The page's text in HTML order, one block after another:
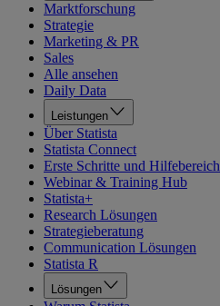
Marktforschung
Strategie
Marketing & PR
Sales
Alle ansehen
Daily Data
Leistungen
Über Statista
Statista Connect
Erste Schritte und Hilfebereich
Webinar & Training Hub
Statista+
Research Lösungen
Strategieberatung
Communication Lösungen
Statista R
Lösungen